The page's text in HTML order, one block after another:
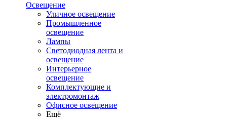
Освещение
Уличное освещение
Промышленное
освещение
Лампы
Светодиодная лента и
освещение
Интерьерное
освещение
Комплектующие и
электромонтаж
Офисное освещение
Ещё